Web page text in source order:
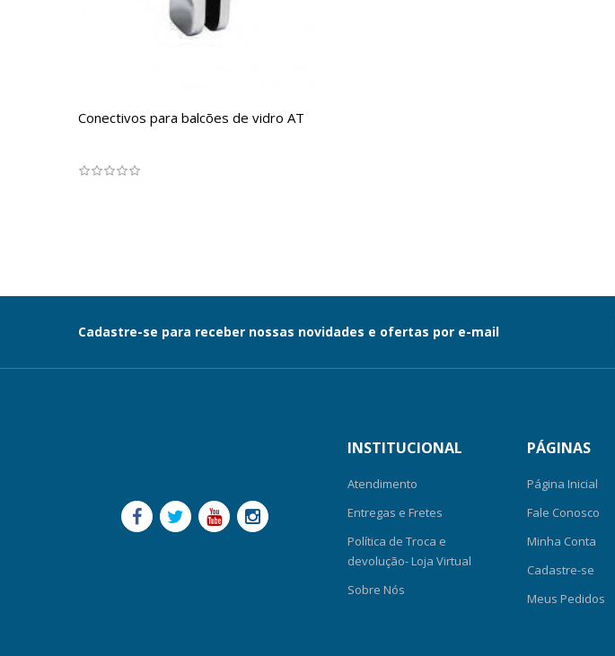
Conectivos para balcões de vidro AT
Cadastre-se para receber nossas novidades e ofertas por e-mail
INSTITUCIONAL
Atendimento
Entregas e Fretes
Política de Troca e
devolução- Loja Virtual
Sobre Nós
PÁGINAS
Página Inicial
Fale Conosco
Minha Conta
Cadastre-se
Meus Pedidos